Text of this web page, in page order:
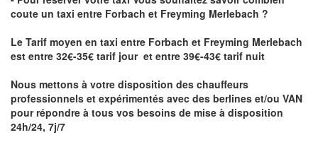
coute un taxi entre Forbach et Freyming Merlebach ?
Le Tarif moyen en taxi entre Forbach et Freyming Merlebach
est entre 32€-35€ tarif jour et entre 39€-43€ tarif nuit
Nous mettons à votre disposition des chauffeurs
professionnels et expérimentés avec des berlines et/ou VAN
pour répondre à tous vos besoins de mise à disposition
24h/24, 7j/7